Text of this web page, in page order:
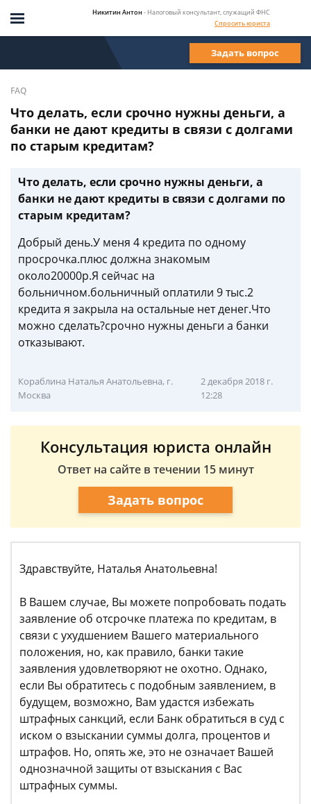
Никитин Антон - Налоговый консультант, служащий ФНС
Спросить юриста
Задать вопрос
FAQ
Что делать, если срочно нужны деньги, а
банки не дают кредиты в связи с долгами
по старым кредитам?
Что делать, если срочно нужны деньги, а
банки не дают кредиты в связи с долгами по
старым кредитам?
Добрый день.У меня 4 кредита по одному
просрочка.плюс должна знакомым
около20000р.Я сейчас на
больничном.больничный оплатили 9 тыс.2
кредита я закрыла на остальные нет денег.Что
можно сделать?срочно нужны деньги а банки
отказывают.
Кораблина Наталья Анатольевна, г.
Москва
2 декабря 2018 г.
12:28
Консультация юриста онлайн
Ответ на сайте в течении 15 минут
Задать вопрос
Здравствуйте, Наталья Анатольевна!
В Вашем случае, Вы можете попробовать подать
заявление об отсрочке платежа по кредитам, в
связи с ухудшением Вашего материального
положения, но, как правило, банки такие
заявления удовлетворяют не охотно. Однако,
если Вы обратитесь с подобным заявлением, в
будущем, возможно, Вам удастся избежать
штрафных санкций, если Банк обратиться в суд с
иском о взыскании суммы долга, процентов и
штрафов. Но, опять же, это не означает Вашей
однозначной защиты от взыскания с Вас
штрафных суммы.